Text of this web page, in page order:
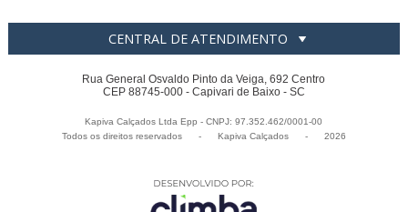
CENTRAL DE ATENDIMENTO
Rua General Osvaldo Pinto da Veiga, 692 Centro
CEP 88745-000 - Capivari de Baixo - SC
Kapiva Calçados Ltda Epp - CNPJ: 97.352.462/0001-00
Todos os direitos reservados
- Kapiva Calçados - 2026